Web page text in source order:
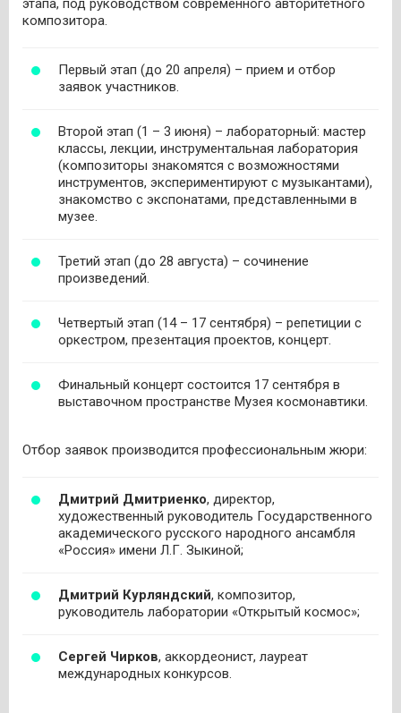
этапа, под руководством современного авторитетного
композитора.
Первый этап (до 20 апреля) – прием и отбор
заявок участников.
Второй этап (1 – 3 июня) – лабораторный: мастер
классы, лекции, инструментальная лаборатория
(композиторы знакомятся с возможностями
инструментов, экспериментируют с музыкантами),
знакомство с экспонатами, представленными в
музее.
Третий этап (до 28 августа) – сочинение
произведений.
Четвертый этап (14 – 17 сентября) – репетиции с
оркестром, презентация проектов, концерт.
Финальный концерт состоится 17 сентября в
выставочном пространстве Музея космонавтики.
Отбор заявок производится профессиональным жюри:
Дмитрий Дмитриенко, директор,
художественный руководитель Государственного
академического русского народного ансамбля
«Россия» имени Л.Г. Зыкиной;
Дмитрий Курляндский, композитор,
руководитель лаборатории «Открытый космос»;
Сергей Чирков, аккордеонист, лауреат
международных конкурсов.